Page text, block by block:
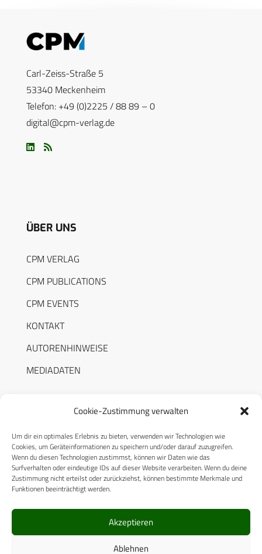
Cookie-Zustimmung verwalten
Um dir ein optimales Erlebnis zu bieten, verwenden wir Technologien wie
Cookies, um Geräteinformationen zu speichern und/oder darauf zuzugreifen.
Wenn du diesen Technologien zustimmst, können wir Daten wie das
Surfverhalten oder eindeutige IDs auf dieser Website verarbeiten. Wenn du deine
Zustimmung nicht erteilst oder zurückziehst, können bestimmte Merkmale und
Funktionen beeinträchtigt werden.
Akzeptieren
Ablehnen
Carl-Zeiss-Straße 5
53340 Meckenheim
Telefon: +49 (0)2225 / 88 89 – 0
digital@cpm-verlag.de
ÜBER UNS
CPM VERLAG
CPM PUBLICATIONS
CPM EVENTS
KONTAKT
AUTORENHINWEISE
MEDIADATEN
RECHTLICHES
Datenschutzerklärung
Cookie-Richtlinie (EU)